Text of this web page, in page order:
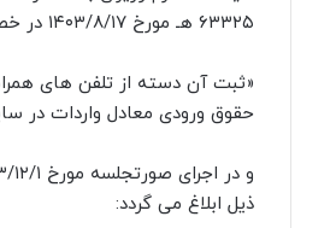
۶۳۳۲۵ هـ مورخ ۱۴۰۳/۸/۱۷ در خصوص ثبت گوشی تلفن همراه هوشمند مبنی بر:
«ثبت آن دسته از تلفن های
حقوق ورودی معادل واردات در سایر رویه
ذیل ابلاغ می گردد: